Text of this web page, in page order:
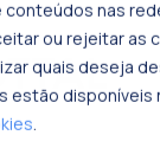
nas
ou rejeitar as
quais deseja
estão disponíveis
.